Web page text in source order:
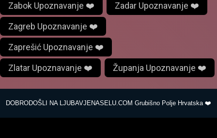
Zabok Upoznavanje ❤️ Zadar Upoznavanje ❤️
Zagreb Upoznavanje ❤️
Zaprešić Upoznavanje ❤️
Zlatar Upoznavanje ❤️ Županja Upoznavanje ❤️
DOBRODOŠLI NA LJUBAVJENASELU.COM Grubišno Polje Hrvatska ❤️